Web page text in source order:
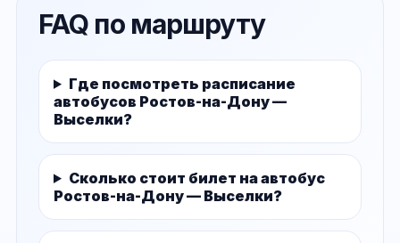
FAQ по маршруту
Где посмотреть расписание
автобусов Ростов-на-Дону —
Выселки?
Сколько стоит билет на автобус
Ростов-на-Дону — Выселки?